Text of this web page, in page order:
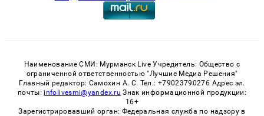
Наименование СМИ: Мурманск Live Учредитель: Общество с
ограниченной ответственностью "Лучшие Медиа Решения"
Главный редактор: Самохин А. С. Тел.: +79023790276 Адрес эл.
почты: infolivesmi@yandex.ru Знак информационной продукции:
16+
Зарегистрировавший орган: Федеральная служба по надзору в